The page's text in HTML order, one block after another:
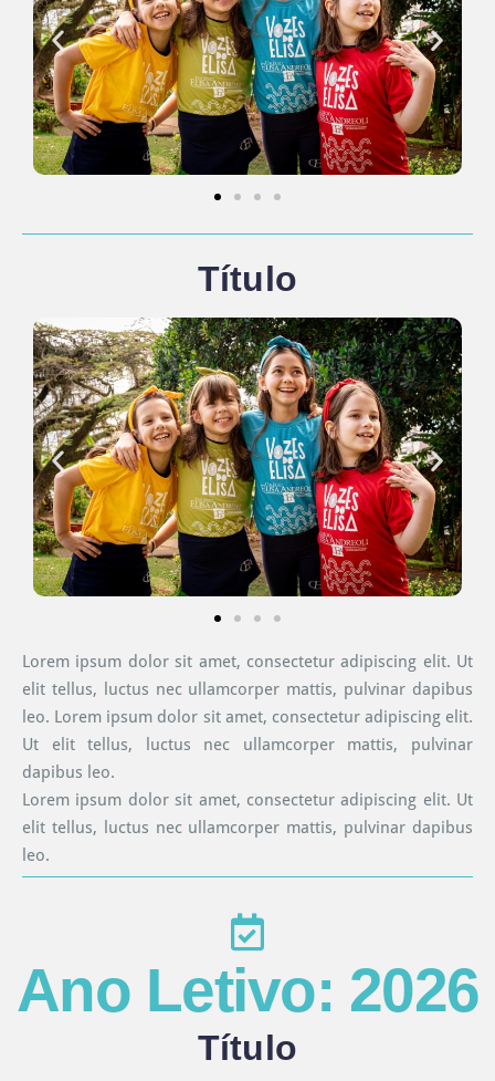
Título
Lorem ipsum dolor sit amet, consectetur adipiscing elit. Ut
elit tellus, luctus nec ullamcorper mattis, pulvinar dapibus
leo. Lorem ipsum dolor sit amet, consectetur adipiscing elit.
Ut elit tellus, luctus nec ullamcorper mattis, pulvinar
dapibus leo.
Lorem ipsum dolor sit amet, consectetur adipiscing elit. Ut
elit tellus, luctus nec ullamcorper mattis, pulvinar dapibus
leo.
Ano Letivo: 2026
Título